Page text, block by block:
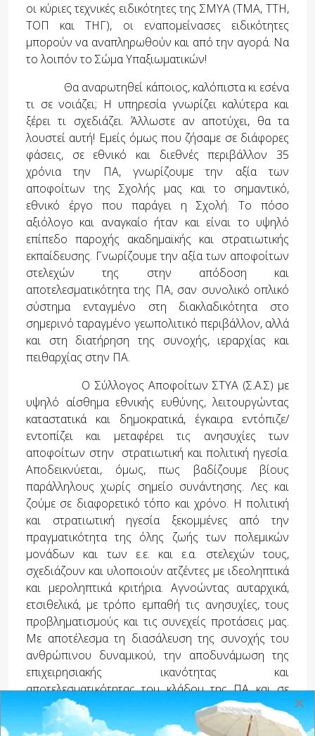
οι κύριες τεχνικές ειδικότητες της ΣΜΥΑ (ΤΜΑ, ΤΤΗ,
ΤΟΠ και ΤΗΓ), οι εναπομείνασες ειδικότητες
μπορούν να αναπληρωθούν και από την αγορά. Να
το λοιπόν το Σώμα Υπαξιωματικών!
Θα αναρωτηθεί κάποιος, καλόπιστα κι εσένα
τι σε νοιάζει; Η υπηρεσία γνωρίζει καλύτερα και
ξέρει τι σχεδιάζει. Άλλωστε αν αποτύχει, θα τα
λουστεί αυτή! Εμείς όμως που ζήσαμε σε διάφορες
φάσεις, σε εθνικό και διεθνές περιβάλλον 35
χρόνια την ΠΑ, γνωρίζουμε την αξία των
αποφοίτων της Σχολής μας και το σημαντικό,
εθνικό έργο που παράγει η Σχολή. Το πόσο
αξιόλογο και αναγκαίο ήταν και είναι το υψηλό
επίπεδο παροχής ακαδημαϊκής και στρατιωτικής
εκπαίδευσης. Γνωρίζουμε την αξία των αποφοίτων
στελεχών της στην απόδοση και
αποτελεσματικότητα της ΠΑ, σαν συνολικό οπλικό
σύστημα ενταγμένο στη διακλαδικότητα στο
σημερινό ταραγμένο γεωπολιτικό περιβάλλον, αλλά
και στη διατήρηση της συνοχής, ιεραρχίας και
πειθαρχίας στην ΠΑ.
Ο Σύλλογος Αποφοίτων ΣΤΥΑ (Σ.Α.Σ) με
υψηλό αίσθημα εθνικής ευθύνης, λειτουργώντας
καταστατικά και δημοκρατικά, έγκαιρα εντόπιζε/
εντοπίζει και μεταφέρει τις ανησυχίες των
αποφοίτων στην στρατιωτική και πολιτική ηγεσία.
Αποδεικνύεται, όμως, πως βαδίζουμε βίους
παράλληλους χωρίς σημείο συνάντησης. Λες και
ζούμε σε διαφορετικό τόπο και χρόνο. Η πολιτική
και στρατιωτική ηγεσία ξεκομμένες από την
πραγματικότητα της όλης ζωής των πολεμικών
μονάδων και των ε.ε. και ε.α. στελεχών τους,
σχεδιάζουν και υλοποιούν ατζέντες με ιδεοληπτικά
και μεροληπτικά κριτήρια. Αγνοώντας αυταρχικά,
ετσιθελικά, με τρόπο εμπαθή τις ανησυχίες, τους
προβληματισμούς και τις συνεχείς προτάσεις μας.
Με αποτέλεσμα τη διασάλευση της συνοχής του
ανθρώπινου δυναμικού, την αποδυνάμωση της
επιχειρησιακής ικανότητας και
αποτελεσματικότητας του κλάδου της ΠΑ και σε
τελευταία ανάλυση τη διακύβευση της εθνικής
ακεραιότητας της χώρας μας. Η ΠΑ δεν είναι
×